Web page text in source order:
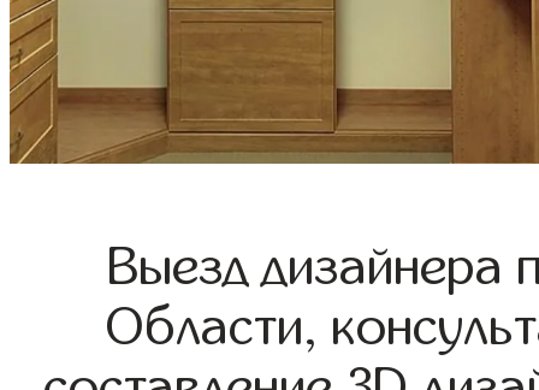
Выезд дизайнера
Области,